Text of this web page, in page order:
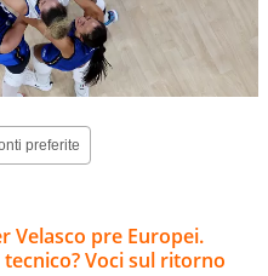
preferite
Velasco pre Europei.
Voci sul ritorno